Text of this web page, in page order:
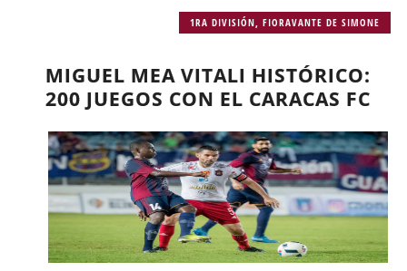
1RA DIVISIÓN ,FIORAVANTE DE SIMONE
MIGUEL MEA VITALI HISTÓRICO:
200 JUEGOS CON EL CARACAS FC